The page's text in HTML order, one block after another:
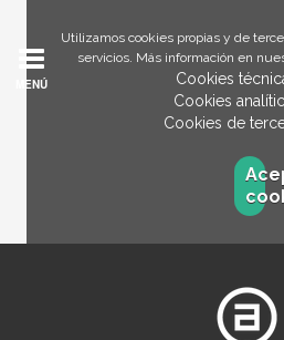
Utilizamos cookies propias y de
servicios. Más información en
Cookies
Cookies
Cookies de
MENÚ